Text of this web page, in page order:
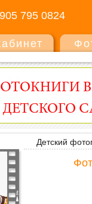
795 0824
Детский